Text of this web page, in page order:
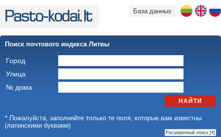
База данных
Поиск почтового индекса Литвы
Город
Улица
№ дома
НАЙТИ
* Пожалуйста, заполняйте только те поля, которые вам известны
(латинскими буквами)
Расширенный поиск [+]